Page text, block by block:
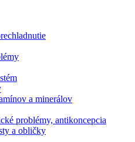
a minerálov
problémy, antikoncepcia
a obličky